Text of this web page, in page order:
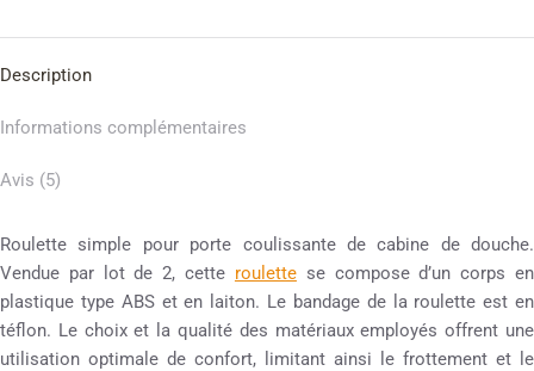
Description
Informations complémentaires
Avis (5)
Roulette simple pour porte coulissante de cabine de douche.
Vendue par lot de 2, cette roulettese compose d’un corps en
plastique type ABS et en laiton. Le bandage de la roulette est en
téflon. Le choix et la qualité des matériaux employés offrent une
utilisation optimale de confort, limitant ainsi le frottement et le